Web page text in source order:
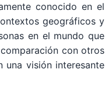
conocido en el
geográficos y
en el mundo que
con otros
una visión interesante